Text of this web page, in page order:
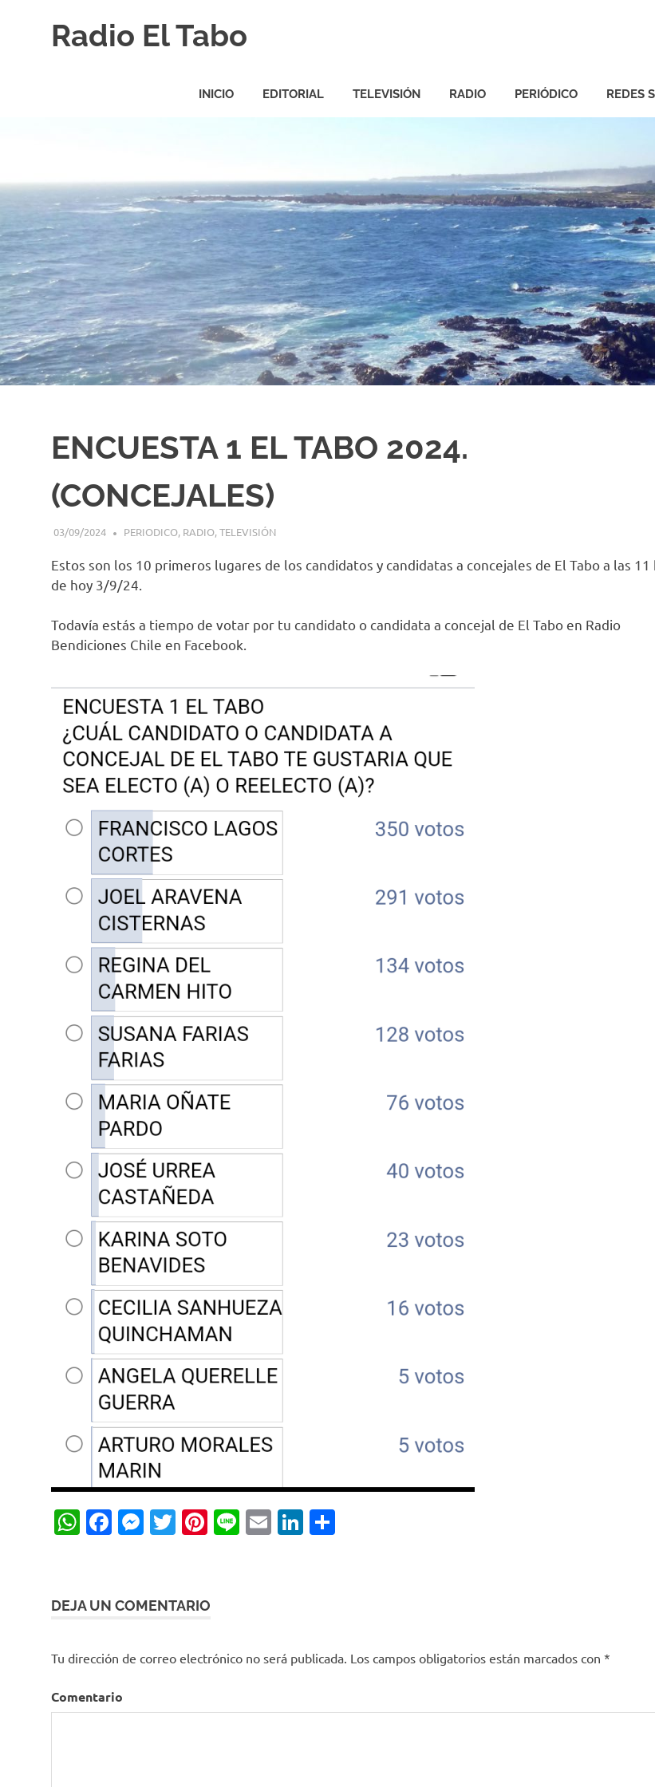
contenidoRadio El Tabo
INICIO EDITORIAL TELEVISIÓN RADIO PERIÓDICO REDES
ENCUESTA 1 EL TABO 2024.
(CONCEJALES)
03/09/2024 EDITOR-RET
PERIODICO, RADIO,TELEVISIÓN
Estos son los 10 primeros lugares de los candidatos y candidatas a concejales de El Tabo a las 11
de hoy 3/9/24.
Todavía estás a tiempo de votar por tu candidato o candidata a concejal de El Tabo en Radio
Bendiciones Chile en Facebook.
WhatsApp
Facebook
Messenger
Twitter
Pinterest
LineEmailLinkedIn
DEJA UN COMENTARIO
Tu dirección de correo electrónico no será publicada. Los campos obligatorios están marcados con *
Comentario